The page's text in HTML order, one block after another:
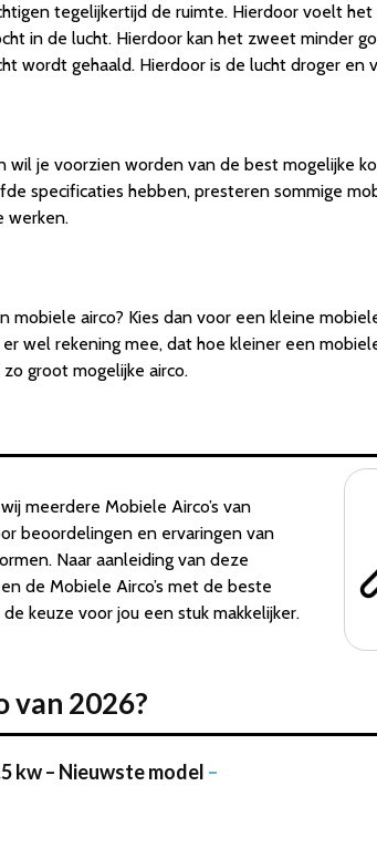
tegelijkertijd de ruimte. Hierdoor voelt
in de lucht. Hierdoor kan het zweet minder
wordt gehaald. Hierdoor is de lucht droger en
wil je voorzien worden van de best mogelijke
specificaties hebben, presteren sommige
werken.
airco? Kies dan voor een kleine
wel rekening mee, dat hoe kleiner een
groot mogelijke airco.
meerdere Mobiele Airco’s van
beoordelingen en ervaringen van
Naar aanleiding van deze
de Mobiele Airco’s met de beste
keuze voor jou een stuk makkelijker.
van 2026?
kw – Nieuwste model –